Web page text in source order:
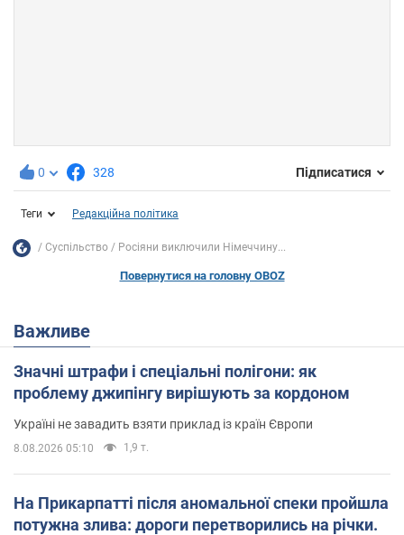
0 328 Підписатися
Теги Редакційна політика
Суспільство Росіяни виключили Німеччину...
Повернутися на головну OBOZ
Важливе
Значні штрафи і спеціальні полігони: як
проблему джипінгу вирішують за кордоном
Україні не завадить взяти приклад із країн Європи
8.08.2026 05:10 1,9 т.
На Прикарпатті після аномальної спеки пройшла
потужна злива: дороги перетворились на річки.